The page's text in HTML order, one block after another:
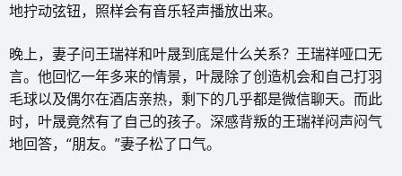
地拧动弦钮，照样会有音乐轻声播放出来。
晚上，妻子问王瑞祥和叶晟到底是什么关系？王瑞祥哑口无
言。他回忆一年多来的情景，叶晟除了创造机会和自己打羽
毛球以及偶尔在酒店亲热，剩下的几乎都是微信聊天。而此
时，叶晟竟然有了自己的孩子。深感背叛的王瑞祥闷声闷气
地回答，“朋友。”妻子松了口气。